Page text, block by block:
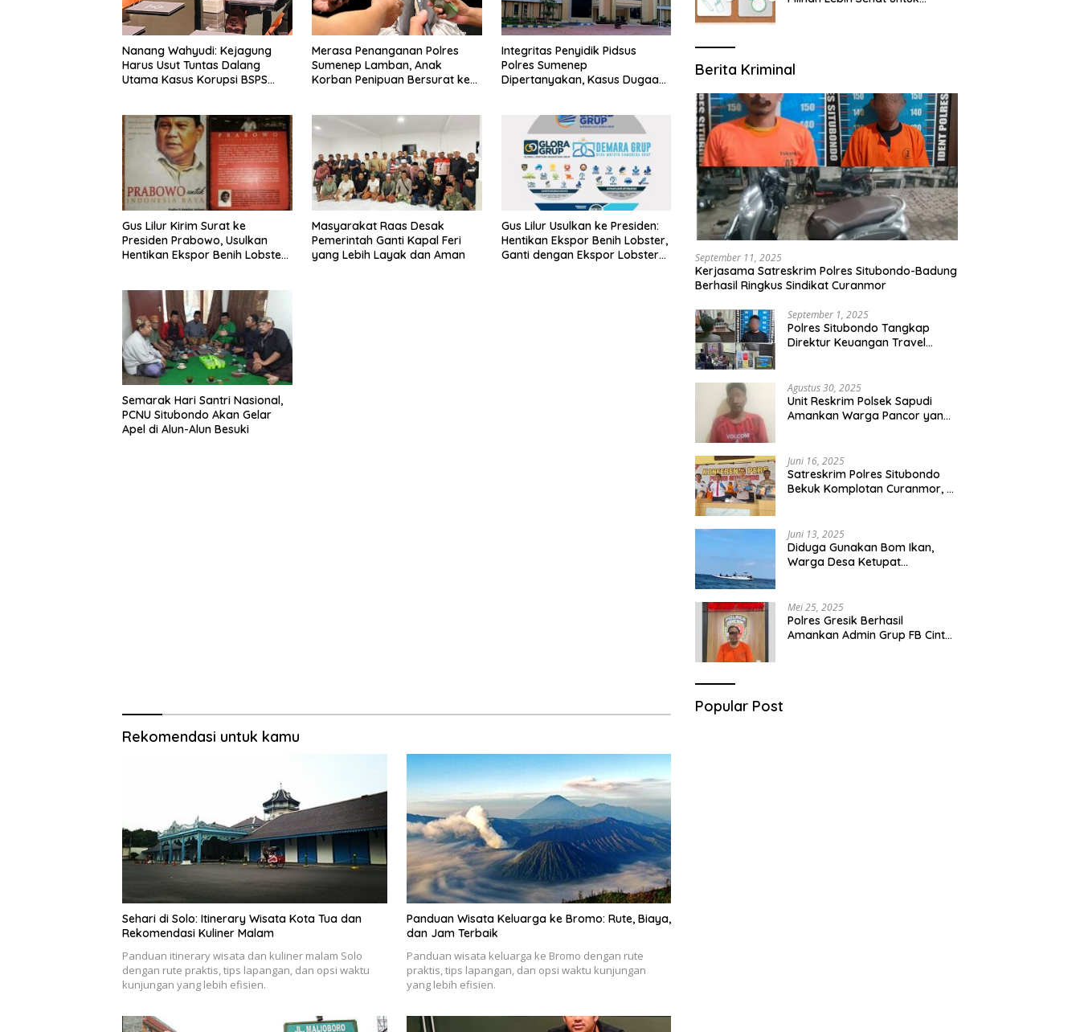
Nanang Wahyudi: Kejagung
Harus Usut Tuntas Dalang
Utama Kasus Korupsi BSPS
Merasa Penanganan Polres
Sumenep Lamban, Anak
Korban Penipuan Bersurat ke
Integritas Penyidik Pidsus
Polres Sumenep
Dipertanyakan, Kasus Dugaan
Gus Lilur Kirim Surat ke
Presiden Prabowo, Usulkan
Hentikan Ekspor Benih Lobster
Masyarakat Raas Desak
Pemerintah Ganti Kapal Feri
yang Lebih Layak dan Aman
Gus Lilur Usulkan ke Presiden:
Hentikan Ekspor Benih Lobster,
Ganti dengan Ekspor Lobster
Semarak Hari Santri Nasional,
PCNU Situbondo Akan Gelar
Apel di Alun-Alun Besuki
Rekomendasi untuk kamu
Sehari di Solo: Itinerary Wisata Kota Tua dan
Rekomendasi Kuliner Malam
Panduan itinerary wisata dan kuliner malam Solo
dengan rute praktis, tips lapangan, dan opsi waktu
kunjungan yang lebih efisien.
Panduan Wisata Keluarga ke Bromo: Rute, Biaya,
dan Jam Terbaik
Panduan wisata keluarga ke Bromo dengan rute
praktis, tips lapangan, dan opsi waktu kunjungan
yang lebih efisien.
Berita Kriminal
September 11, 2025
Kerjasama Satreskrim Polres Situbondo-Badung
Berhasil Ringkus Sindikat Curanmor
September 1, 2025
Polres Situbondo Tangkap
Direktur Keuangan Travel
Agustus 30, 2025
Unit Reskrim Polsek Sapudi
Amankan Warga Pancor yang
Juni 16, 2025
Satreskrim Polres Situbondo
Bekuk Komplotan Curanmor, 9
Juni 13, 2025
Diduga Gunakan Bom Ikan,
Warga Desa Ketupat
Mei 25, 2025
Polres Gresik Berhasil
Amankan Admin Grup FB Cinta
Popular Post